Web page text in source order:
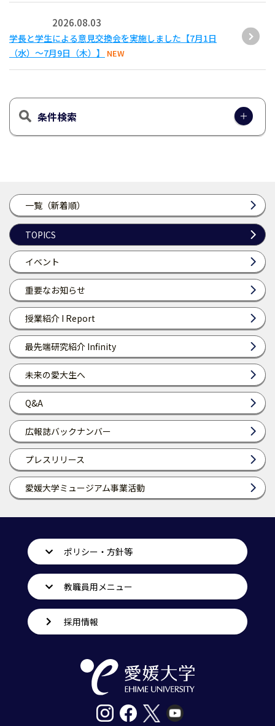
一覧（新着順）
TOPICS
イベント
重要なお知らせ
授業紹介 I Report
最先端研究紹介 Infinity
未来の愛大生へ
Q&A
広報誌バックナンバー
プレスリリース
愛媛大学ミュージアム事業活動
2026.08.03
学長と学生による意見交換会を実施しました【7月1日
（水）～7月9日（木）】
NEW
条件検索
ポリシー・方針等
教職員用メニュー
採用情報